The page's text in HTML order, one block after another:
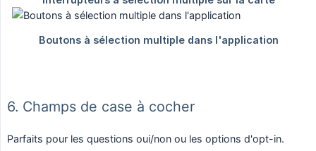
6. Champs de case à cocher
Parfaits pour les questions oui/non ou les options d'opt-in.